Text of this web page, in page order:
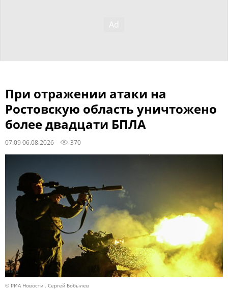
При отражении атаки на
Ростовскую область уничтожено
более двадцати БПЛА
07:09 06.08.2026 370
© РИА Новости . Сергей Бобылев